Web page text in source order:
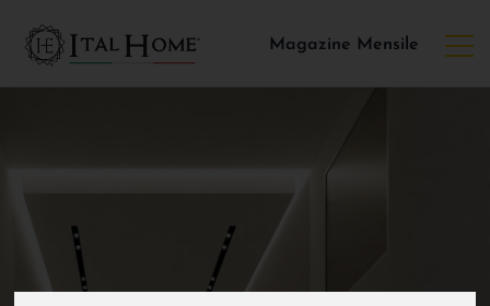
Magazine Mensile